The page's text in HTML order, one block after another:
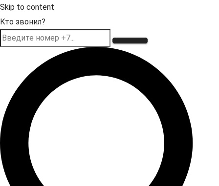
Skip to content
Кто звонил?